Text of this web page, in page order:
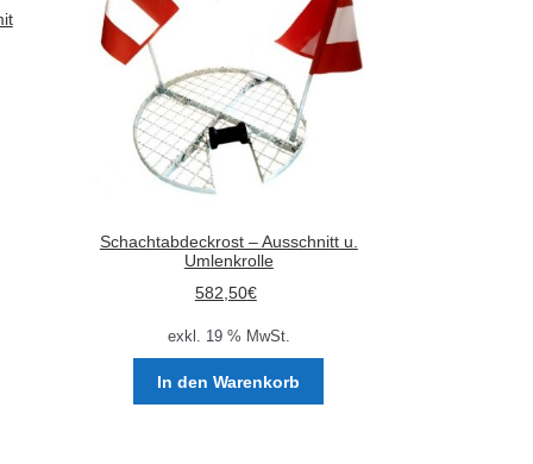
können
Schachtabdeckrost – Ausschnitt u.
Umlenkrolle
582,50€
exkl. 19 % MwSt.
In den Warenkorb